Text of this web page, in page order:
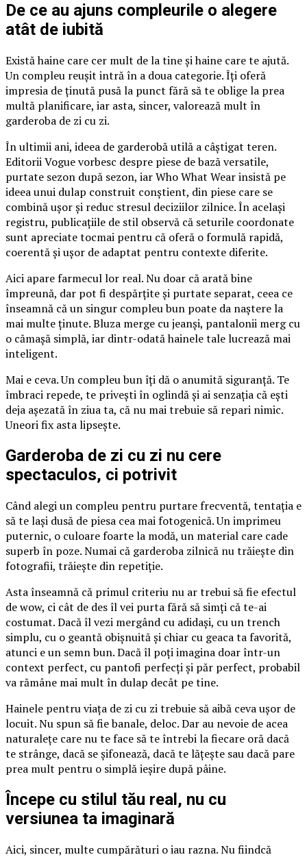
De ce au ajuns compleurile o alegere
atât de iubită
Există haine care cer mult de la tine și haine care te ajută.
Un compleu reușit intră în a doua categorie. Îți oferă
impresia de ținută pusă la punct fără să te oblige la prea
multă planificare, iar asta, sincer, valorează mult în
garderoba de zi cu zi.
În ultimii ani, ideea de garderobă utilă a câștigat teren.
Editorii Vogue vorbesc despre piese de bază versatile,
purtate sezon după sezon, iar Who What Wear insistă pe
ideea unui dulap construit conștient, din piese care se
combină ușor și reduc stresul deciziilor zilnice. În același
registru, publicațiile de stil observă că seturile coordonate
sunt apreciate tocmai pentru că oferă o formulă rapidă,
coerentă și ușor de adaptat pentru contexte diferite.
Aici apare farmecul lor real. Nu doar că arată bine
împreună, dar pot fi despărțite și purtate separat, ceea ce
înseamnă că un singur compleu bun poate da naștere la
mai multe ținute. Bluza merge cu jeanși, pantalonii merg cu
o cămașă simplă, iar dintr-odată hainele tale lucrează mai
inteligent.
Mai e ceva. Un compleu bun îți dă o anumită siguranță. Te
îmbraci repede, te privești în oglindă și ai senzația că ești
deja așezată în ziua ta, că nu mai trebuie să repari nimic.
Uneori fix asta lipsește.
Garderoba de zi cu zi nu cere
spectaculos, ci potrivit
Când alegi un compleu pentru purtare frecventă, tentația e
să te lași dusă de piesa cea mai fotogenică. Un imprimeu
puternic, o culoare foarte la modă, un material care cade
superb în poze. Numai că garderoba zilnică nu trăiește din
fotografii, trăiește din repetiție.
Asta înseamnă că primul criteriu nu ar trebui să fie efectul
de wow, ci cât de des îl vei purta fără să simți că te-ai
costumat. Dacă îl vezi mergând cu adidași, cu un trench
simplu, cu o geantă obișnuită și chiar cu geaca ta favorită,
atunci e un semn bun. Dacă îl poți imagina doar într-un
context perfect, cu pantofi perfecți și păr perfect, probabil
va rămâne mai mult în dulap decât pe tine.
Hainele pentru viața de zi cu zi trebuie să aibă ceva ușor de
locuit. Nu spun să fie banale, deloc. Dar au nevoie de acea
naturalețe care nu te face să te întrebi la fiecare oră dacă
te strânge, dacă se șifonează, dacă te lățește sau dacă pare
prea mult pentru o simplă ieșire după pâine.
Începe cu stilul tău real, nu cu
versiunea ta imaginară
Aici, sincer, multe cumpărături o iau razna. Nu fiindcă